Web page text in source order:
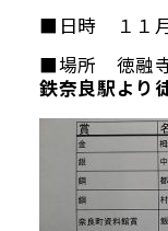
お知らせ
ブログ
■日時 １１月
■場所 徳融
鉄奈良駅より